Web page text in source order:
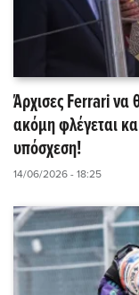
Άρχισες Ferrari να
ακόμη φλέγεται
υπόσχεση!
14/06/2026 - 18:25